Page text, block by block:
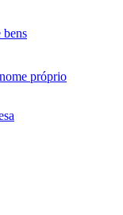
bens
próprio